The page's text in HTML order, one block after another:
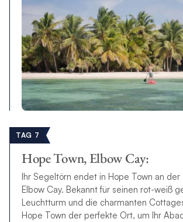
TAG 7
Hope Town, Elbow Cay:
Ihr Segeltörn endet in Hope Town an der
Elbow Cay. Bekannt für seinen rot-weiß
Leuchtturm und die charmanten
Hope Town der perfekte Ort, um Ihr